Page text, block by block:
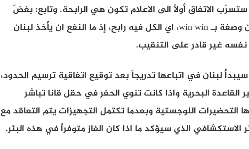
ستسرّب الاتفاق أولاً الى الاعلام تكون هي الرابحة. وتابع: بغضّ
النظر عن بنود الاتفاق الا انه يمكن وصفة بـ win win، اي الكل فيه رابح، إذ ما النفع ان يأخذ لبنان
غير قادر على التنقيب.
لبنان في اتباعها تدريجاً بعد توقيع اتفاقية ترسيم الحدود،
القاعدة البحرية واذا كانت تنوي الحفر في حقل قانا تباشر
التحضيرات اللوجستية وبعدما تكتمل التجهيزات يتم التعاقد مع
الذي سيؤكد ما اذا كان الغاز متوفراً في هذه البئر.